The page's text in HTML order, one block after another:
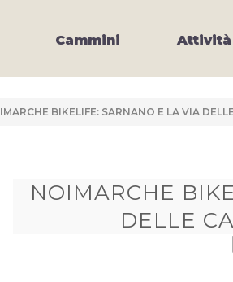
Cammini Attività
BIKELIFE: SARNANO E LA VIA
NOIMARCHE
DELLE